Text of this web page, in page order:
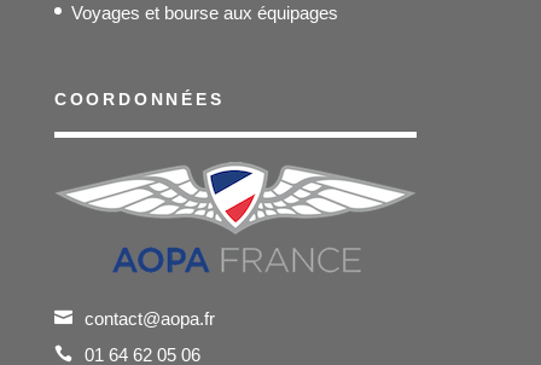
Voyages et bourse aux équipages
COORDONNÉES
contact@aopa.fr
01 64 62 05 06